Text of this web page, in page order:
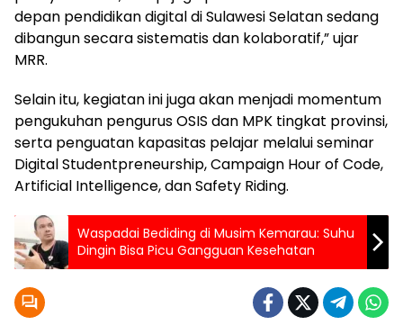
depan pendidikan digital di Sulawesi Selatan sedang
dibangun secara sistematis dan kolaboratif,” ujar
MRR.
Selain itu, kegiatan ini juga akan menjadi momentum
pengukuhan pengurus OSIS dan MPK tingkat provinsi,
serta penguatan kapasitas pelajar melalui seminar
Digital Studentpreneurship, Campaign Hour of Code,
Artificial Intelligence, dan Safety Riding.
Waspadai Bediding di Musim Kemarau: Suhu
Dingin Bisa Picu Gangguan Kesehatan